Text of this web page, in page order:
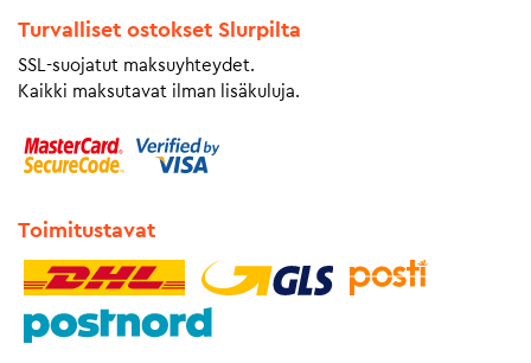
Turvalliset ostokset Slurpilta
SSL-suojatut maksuyhteydet.
Kaikki maksutavat ilman lisäkuluja.
Toimitustavat